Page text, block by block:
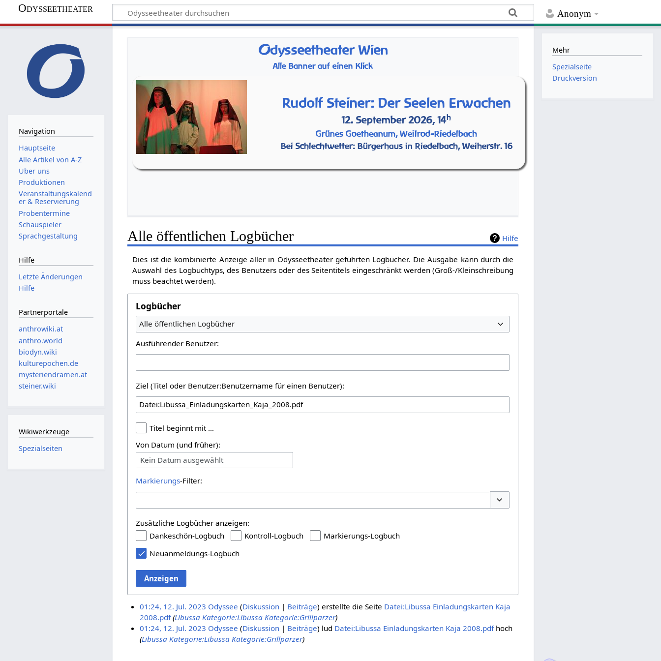
Anonym
Odysseetheater
Odysseetheater Wien
Alle Banner auf einen Klick
Rudolf Steiner: Der Seelen Erwachen
12. September 2026, 14h
Grünes Goetheanum, Weilrod-Riedelbach
Bei Schlechtwetter: Bürgerhaus in Riedelbach, Weiherstr. 16
Hilfe
Alle öffentlichen Logbücher
Dies ist die kombinierte Anzeige aller in Odysseetheater geführten Logbücher. Die Ausgabe kann durch die
Auswahl des Logbuchtyps, des Benutzers oder des Seitentitels eingeschränkt werden (Groß-/Kleinschreibung
muss beachtet werden).
Logbücher
Alle öffentlichen Logbücher
Ausführender Benutzer:
Ziel (Titel oder Benutzer:Benutzername für einen Benutzer):
Titel beginnt mit …
Von Datum (und früher):
Kein Datum ausgewählt
Markierungs-Filter:
Zusätzliche Logbücher anzeigen:
Dankeschön-Logbuch
Kontroll-Logbuch
Markierungs-Logbuch
Neuanmeldungs-Logbuch
Anzeigen
01:24, 12. Jul. 2023 Odyssee Diskussion Beiträge erstellte die Seite Datei:Libussa Einladungskarten Kaja
2008.pdf (Libussa Kategorie:Libussa Kategorie:Grillparzer)
01:24, 12. Jul. 2023 Odyssee Diskussion Beiträge lud Datei:Libussa Einladungskarten Kaja 2008.pdfhoch
(Libussa Kategorie:Libussa Kategorie:Grillparzer)
Navigation
Hauptseite
Alle Artikel von A-Z
Über uns
Produktionen
Veranstaltungskalend
er & Reservierung
Probentermine
Schauspieler
Sprachgestaltung
Hilfe
Letzte Änderungen
Hilfe
Partnerportale
anthrowiki.at
anthro.world
biodyn.wiki
kulturepochen.de
mysteriendramen.at
steiner.wiki
Wikiwerkzeuge
Spezialseiten
Mehr
Spezialseite
Druckversion